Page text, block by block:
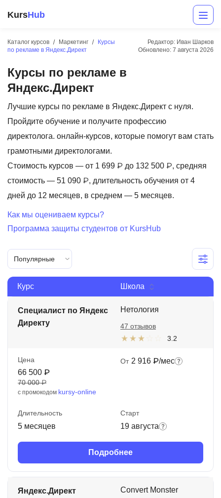
KursHub
Каталог курсов Маркетинг
Курсы
по рекламе в Яндекс.Директ
Редактор: Иван Шарков
Обновлено: 7 августа 2026
Курсы по рекламе в
Яндекс.Директ
Лучшие курсы по рекламе в Яндекс.Директ с нуля.
Пройдите обучение и получите профессию
директолога. онлайн-курсов, которые помогут вам стать
грамотными директологами.
Стоимость курсов — от 1 699 ₽ до 132 500 ₽, средняя
стоимость — 51 090 ₽, длительность обучения от 4
дней до 12 месяцев, в среднем — 5 месяцев.
Как мы оцениваем курсы?
Программа защиты студентов от KursHub
Популярные
Курс Школа
Специалист по Яндекс
Директу
Нетология
3.2
47 отзывов
Цена
66 500 ₽
70 000 ₽
с промокодом kursy-online
От 2 916 ₽/мес
Длительность
5 месяцев
Старт
19 августа
Подробнее
Яндекс.Директ
Convert Monster
Разработка
Маркетинг
Аналитика
Менеджмент
Иностранные языки
Soft Skills
Детям
Акции и промокоды